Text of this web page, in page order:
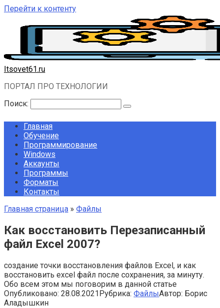
Перейти к контенту
Itsovet61.ru
ПОРТАЛ ПРО ТЕХНОЛОГИИ
Поиск:
Главная
Обучение
Программирование
Windows
Аккаунты
Программы
Форматы
Контакты
Главная страница » Файлы
Как восстановить Перезаписанный
файл Excel 2007?
создание точки восстановления файлов Excel, и как
восстановить excel файл после сохранения, за минуту.
Обо всем этом мы поговорим в данной статье
Опубликовано: 28.08.2021Рубрика: ФайлыАвтор: Борис
Аладышкин